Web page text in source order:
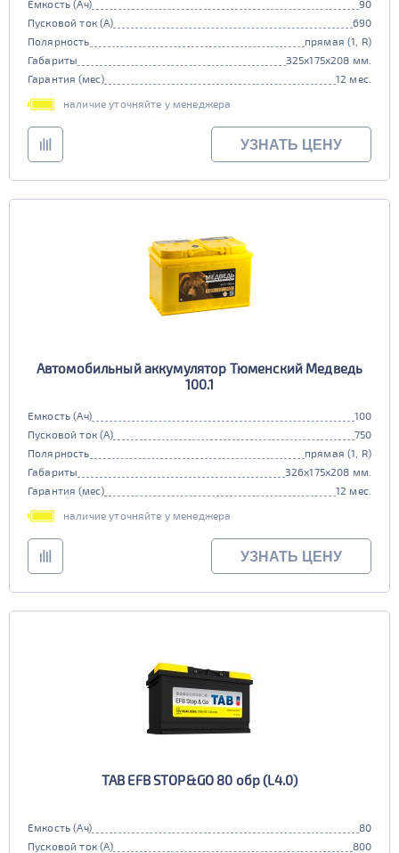
Емкость (Ач)
90
Пусковой ток (А)
690
Полярность
прямая (1, R)
Габариты
325x175x208 мм.
Гарантия (мес)
12 мес.
наличие уточняйте у менеджера
УЗНАТЬ ЦЕНУ
Автомобильный аккумулятор Тюменский Медведь
100.1
Емкость (Ач)
100
Пусковой ток (А)
750
Полярность
прямая (1, R)
Габариты
326x175x208 мм.
Гарантия (мес)
12 мес.
наличие уточняйте у менеджера
УЗНАТЬ ЦЕНУ
TAB EFB STOP&GO 80 обр (L4.0)
Емкость (Ач)
80
Пусковой ток (А)
800